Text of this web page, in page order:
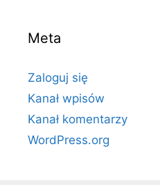
Meta
Zaloguj się
Kanał wpisów
Kanał komentarzy
WordPress.org